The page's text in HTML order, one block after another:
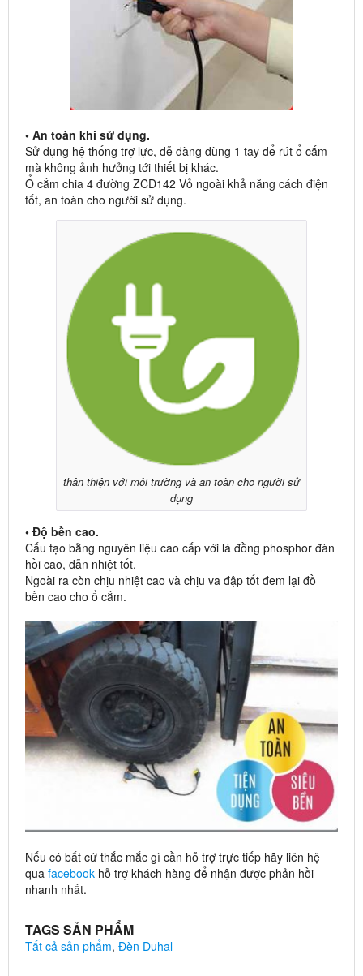
• An toàn khi sử dụng.
Sử dụng hệ thống trợ lực, dễ dàng dùng 1 tay để rút ổ cắm
mà không ảnh hưởng tới thiết bị khác.
Ổ cắm chia 4 đường ZCD142 Vỏ ngoài khả năng cách điện
tốt, an toàn cho người sử dụng.
thân thiện với môi trường và an toàn cho người sử
dụng
• Độ bền cao.
Cấu tạo bằng nguyên liệu cao cấp với lá đồng phosphor đàn
hồi cao, dẫn nhiệt tốt.
Ngoài ra còn chịu nhiệt cao và chịu va đập tốt đem lại đồ
bền cao cho ổ cắm.
Nếu có bất cứ thắc mắc gì cần hỗ trợ trực tiếp hãy liên hệ
qua facebook hỗ trợ khách hàng để nhận được phản hồi
nhanh nhất.
TAGS SẢN PHẨM
Tất cả sản phẩm, Đèn Duhal